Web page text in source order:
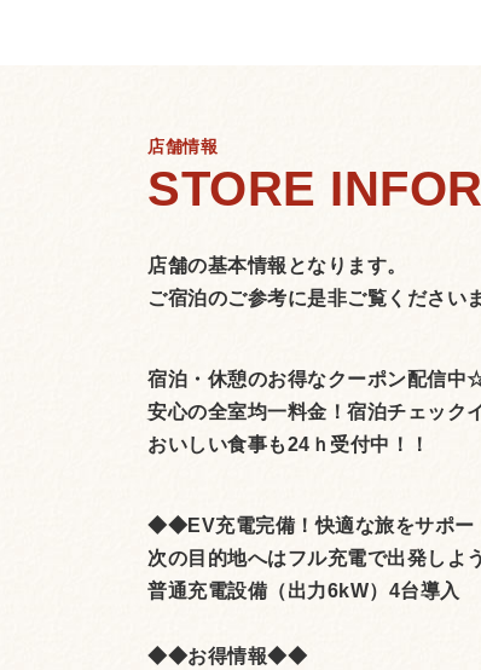
店舗情報
店舗の基本情報となります。
ご宿泊のご参考に是非ご覧ください
宿泊・休憩のお得なクーポン配信中
安心の全室均一料金！宿泊チェック
おいしい食事も24ｈ受付中！！
◆◆EV充電完備！快適な旅をサポ
次の目的地へはフル充電で出発しよ
普通充電設備（出力6kW）4台導入
◆◆お得情報◆◆